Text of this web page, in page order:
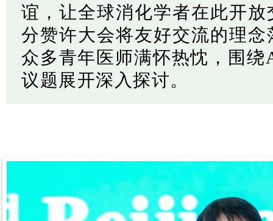
谊，让全球消化学者在此开
分赞许大会将友好交流的理
众多青年医师满怀热忱，围
议题展开深入探讨。